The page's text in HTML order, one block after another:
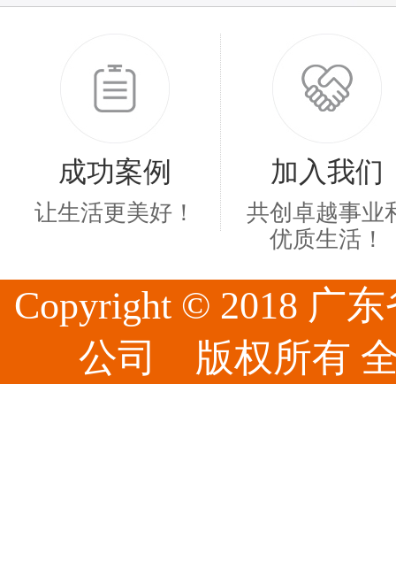
成功案例
让生活更美好！
加入我们
共创卓越事业
优质生活！
Copyright © 2018 广
公司 版权所有